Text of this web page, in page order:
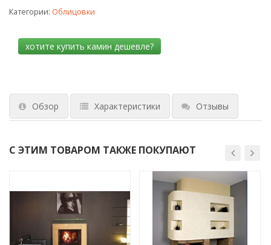
Категории: Облицовки
Обзор Характеристики Отзывы
С ЭТИМ ТОВАРОМ ТАКЖЕ ПОКУПАЮТ